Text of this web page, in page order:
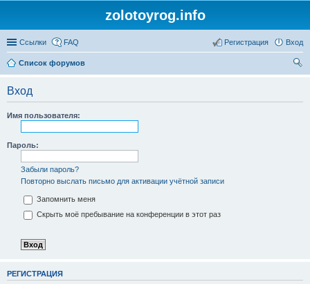
zolotoyrog.info
Ссылки FAQ Вход
Регистрация
Список форумов
Вход
Имя пользователя:
Пароль:
Забыли пароль?
Повторно выслать письмо для активации учётной записи
Запомнить меня
Скрыть моё пребывание на конференции в этот раз
РЕГИСТРАЦИЯ